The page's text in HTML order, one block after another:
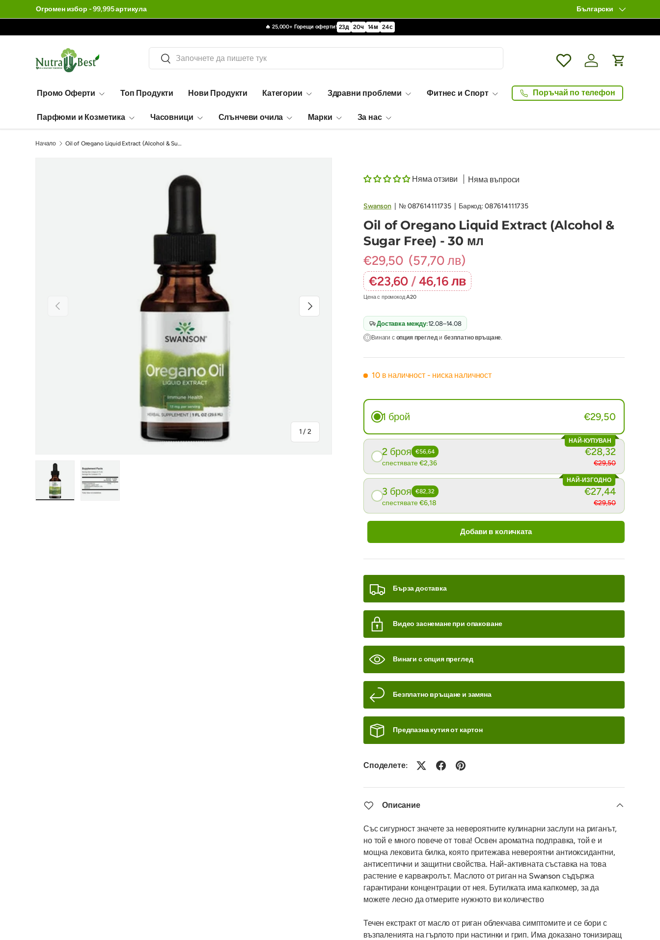
Огромен избор - 99,995 артикула Език
Български
🔥 25,000+ Горещи оферти! 23д 20ч 14м 23с
Търсене
Търсене
WishlistВлизане / Log in
Количка
Промо Оферти Топ Продукти Нови Продукти Категории Здравни проблеми Фитнес и Спорт
Парфюми и Козметика Часовници Слънчеви очила Марки За нас
Поръчай по телефон
Начало Oil of Oregano Liquid Extract (Alcohol & Sugar Free) - 30 мл
Предишен
1 /на
2
Следваща
Няма отзиви Няма въпроси
Swanson| №087614111735 Баркод: 087614111735
Oil of Oregano Liquid Extract (Alcohol &
Sugar Free) - 30 мл
€29,50 (57,70 лв)
€23,60 / 46,16 лв
Цена с промокодA20
Доставка между:12.08–14.08
Винаги с опция прегледибезплатно връщане.
10 в наличност - ниска наличност
1 брой €29,50
НАЙ-КУПУВАН
2 броя €56,64
спестявате €2,36
€28,32
€29,50
НАЙ-ИЗГОДНО
3 броя €82,32
спестявате €6,18
€27,44
€29,50
Добави в количката
Бърза доставка
Видео заснемане при опаковане
Винаги с опция преглед
Безплатно връщане и замяна
Предпазна кутия от картон
Споделете:
Описание
Със сигурност значете за невероятните кулинарни заслуги на риганът,
но той е много повече от това! Освен ароматна подправка, той е и
мощна лековита билка, която притежава невероятни антиоксидантни,
антисептични и защитни свойства. Най-активната съставка на това
растение е карвакролът. Маслото от риган на Swanson съдържа
гарантирани концентрации от нея. Бутилката има капкомер, за да
можете лесно да отмерите нужното ви количество
Течен екстракт от масло от риган облекчава симптомите и се бори с
възпаленията на гърлото при настинки и грип. Има доказано тонизиращ